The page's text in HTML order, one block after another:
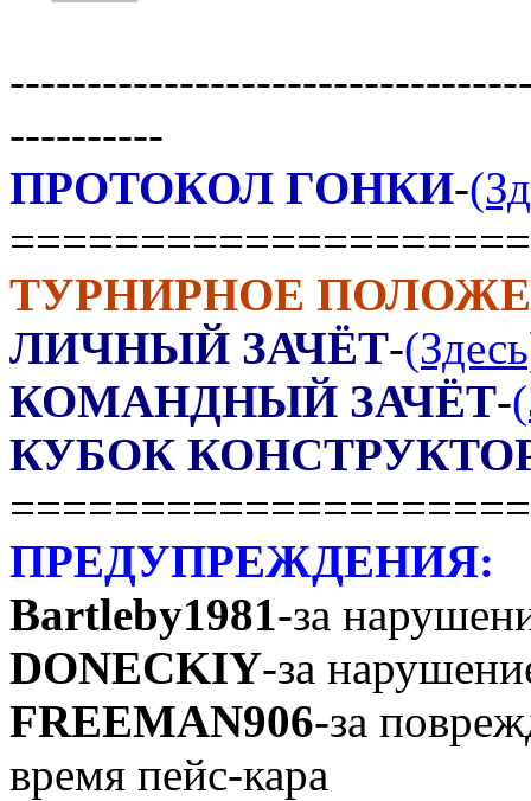
----------
ПРОТОКОЛ ГОНКИ-
ТУРНИРНОЕ
ЛИЧНЫЙ ЗАЧЁТ-
КОМАНДНЫЙ ЗАЧЁТ-
КУБОК
ПРЕДУПРЕЖДЕНИЯ:
Bartleby1981-за
DONECKIY-за
FREEMAN906-за
время пейс-кара